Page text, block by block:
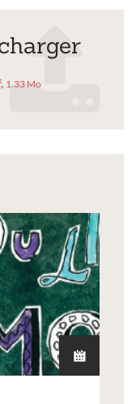
1.33 Mo